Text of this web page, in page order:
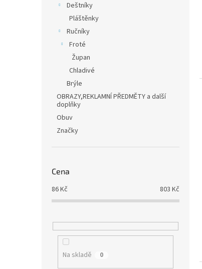
Deštníky
Pláštěnky
Ručníky
Froté
Župan
Chladivé
Brýle
OBRAZY,REKLAMNÍ PŘEDMĚTY a další
doplňky
Obuv
Značky
Cena
86Kč 803 Kč
Na skladě 0